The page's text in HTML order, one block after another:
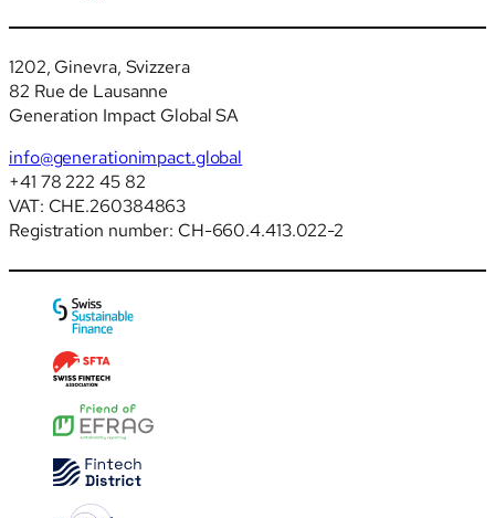
1202, Ginevra, Svizzera
82 Rue de Lausanne
Generation Impact Global SA
info@generationimpact.global
+41 78 222 45 82
VAT: CHE.260384863
Registration number: CH-660.4.413.022-2